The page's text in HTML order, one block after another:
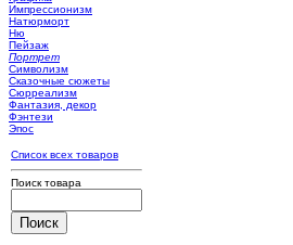
Импрессионизм
Натюрморт
Ню
Пейзаж
Портрет
Символизм
Сказочные сюжеты
Сюрреализм
Фантазия, декор
Фэнтези
Эпос
Список всех товаров
Поиск товара